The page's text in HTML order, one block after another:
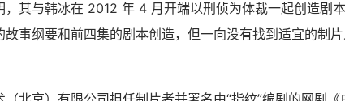
，其与韩冰在 2012 年 4 月开端以刑侦为体裁一起创造剧
故事纲要和前四集的剧本创造，但一向没有找到适宜的制